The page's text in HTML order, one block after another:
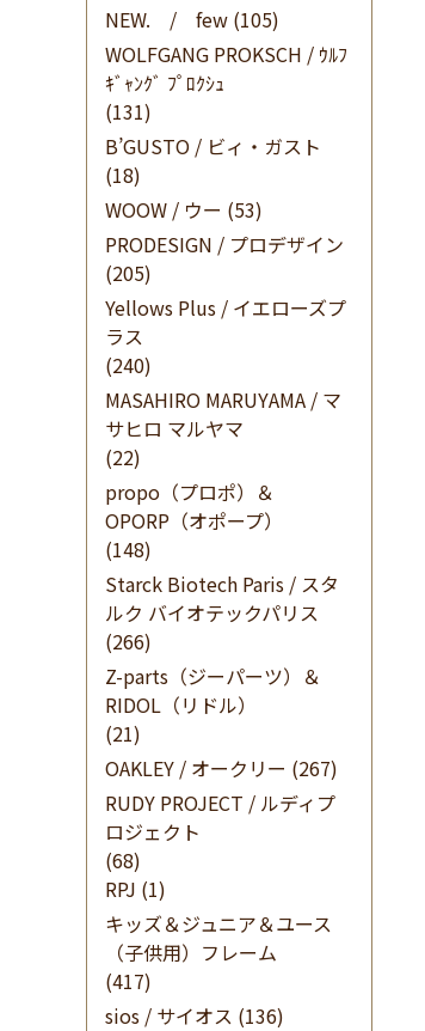
NEW. / few (105)
WOLFGANG PROKSCH / ｳﾙﾌ
ｷﾞｬﾝｸﾞ ﾌﾟﾛｸｼｭ
(131)
B’GUSTO / ビィ・ガスト
(18)
WOOW / ウー (53)
PRODESIGN / プロデザイン
(205)
Yellows Plus / イエローズプ
ラス
(240)
MASAHIRO MARUYAMA / マ
サヒロ マルヤマ
(22)
propo（プロポ）＆
OPORP（オポープ）
(148)
Starck Biotech Paris / スタ
ルク バイオテックパリス
(266)
Z-parts（ジーパーツ）＆
RIDOL（リドル）
(21)
OAKLEY / オークリー (267)
RUDY PROJECT / ルディプ
ロジェクト
(68)
RPJ (1)
キッズ＆ジュニア＆ユース
（子供用）フレーム
(417)
sios / サイオス (136)